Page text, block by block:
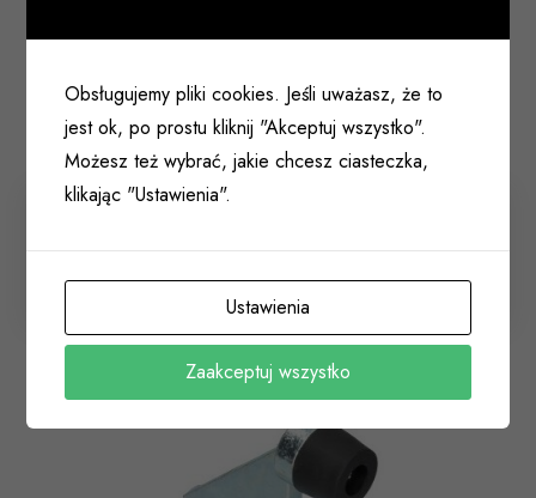
brąz
017 030
Obsługujemy pliki cookies. Jeśli uważasz, że to
jest ok, po prostu kliknij "Akceptuj wszystko".
Możesz też wybrać, jakie chcesz ciasteczka,
klikając "Ustawienia".
Ustawienia
Zaakceptuj wszystko